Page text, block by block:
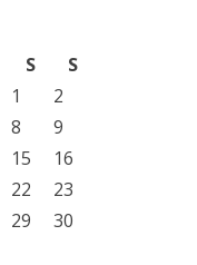
S
S
1
2
8
9
15
16
22
23
29
30